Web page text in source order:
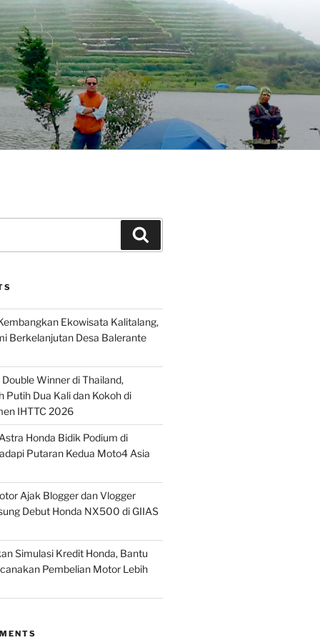
Ekowisata Kalitalang,
Berkelanjutan Desa Balerante
Winner di Thailand,
Putih Dua Kali dan Kokoh di
IHTTC 2026
Honda Bidik Podium di
Putaran Kedua Moto4 Asia
Ajak Blogger dan Vlogger
Debut Honda NX500 di GIIAS
Simulasi Kredit Honda, Bantu
Pembelian Motor Lebih